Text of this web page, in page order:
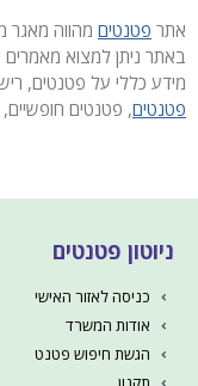
אתר פטנטים מהווה מאגר
באתר ניתן למצוא
מידע כללי על פטנטים,
פטנטים, פטנטים
ניוטון פטנטים
כניסה לאזור האישי
אודות המשרד
הגשת חיפוש פטנט